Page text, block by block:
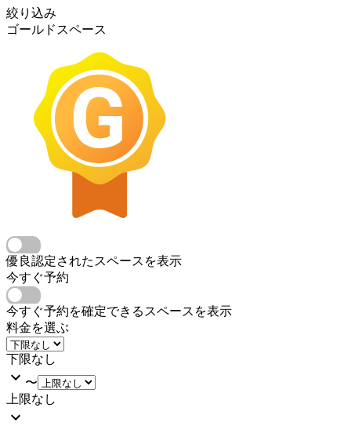
絞り込み
ゴールドスペース
優良認定されたスペースを表示
今すぐ予約
今すぐ予約を確定できるスペースを表示
料金を選ぶ
下限なし
〜
上限なし